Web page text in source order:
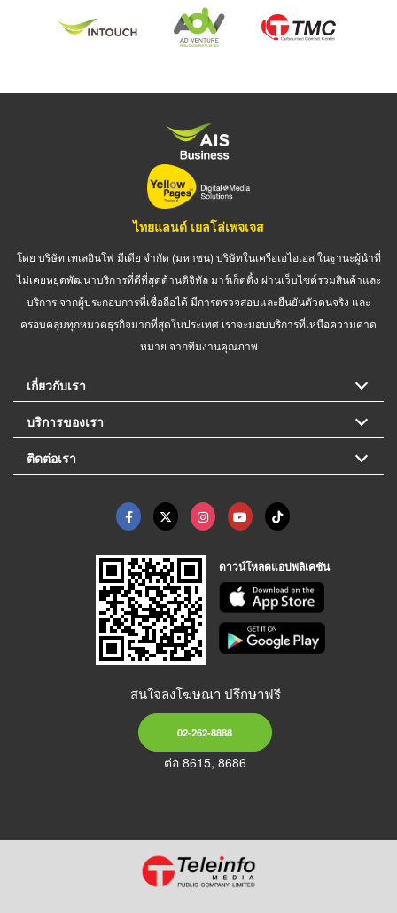
ไทยแลนด์ เยลโล่เพจเจส
โดย บริษัท เทเลอินโฟ มีเดีย จำกัด (มหาชน) บริษัทในเครือเอไอเอส ในฐานะผู้นำที่
ไม่เคยหยุดพัฒนาบริการที่ดีที่สุดด้านดิจิทัล มาร์เก็ตติ้ง ผ่านเว็บไซต์รวมสินค้าและ
บริการ จากผู้ประกอบการที่เชื่อถือได้ มีการตรวจสอบและยืนยันตัวตนจริง และ
ครอบคลุมทุกหมวดธุรกิจมากที่สุดในประเทศ เราจะมอบบริการที่เหนือความคาด
หมาย จากทีมงานคุณภาพ
เกี่ยวกับเรา
บริการของเรา
ติดต่อเรา
ดาวน์โหลดแอปพลิเคชัน
สนใจลงโฆษณา ปรึกษาฟรี
02-262-8888
ต่อ 8615, 8686